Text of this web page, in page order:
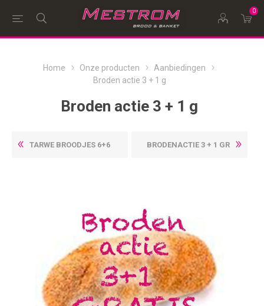
0
Home Onze producten
Aanbiedingen
Broden actie 3 + 1 g
Broden actie 3 + 1 g
TARWE BROODJES 6+6 BRODENACTIE 3 + 1 GR